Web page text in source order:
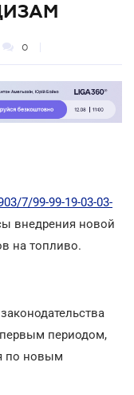
0
7/99-99-19-03-03-
внедрения новой
на топливо.
первым периодом,
по новым